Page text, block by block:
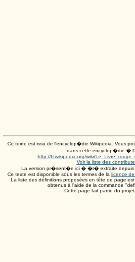
Ce texte est issu de l'encyclop�die Wikipedia. Vous
dans cette encyclop�die �
http://fr.wikipedia.org/wiki/
Voir la liste des
La version pr�sent�e ici � �t� extraite depuis
Ce texte est disponible sous les termes de la licence
La liste des définitions proposées en tête de page
obtenus à l'aide de la commande
Cette page fait partie du projet